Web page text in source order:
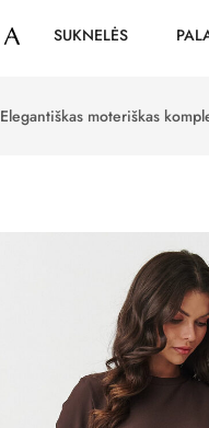
SUKNELĖS
Elegantiškas moteriškas